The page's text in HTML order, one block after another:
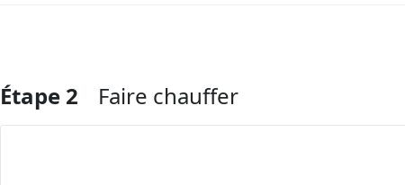
Ajouter un commentaire
Étape 2 Faire chauffer